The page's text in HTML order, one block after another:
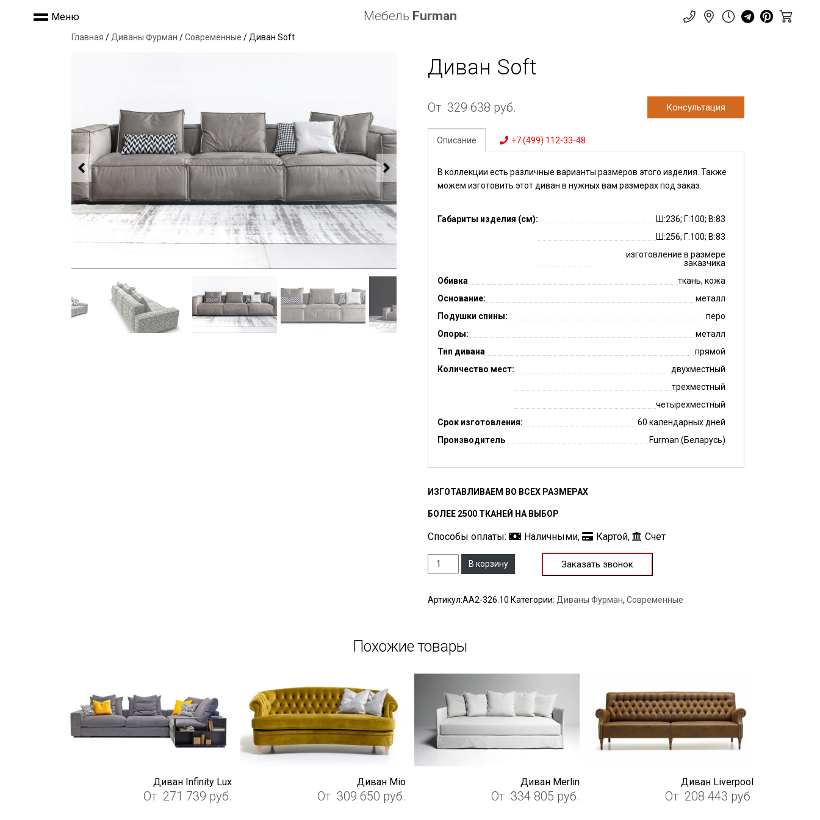
Меню Мебель Furman
Главная / Диваны Фурман /Современные / Диван Soft
Диван Soft
От 329 638 руб. Консультация
Описание +7 (499) 112-33-48
В коллекции есть различные варианты размеров этого изделия. Также
можем изготовить этот диван в нужных вам размерах под заказ.
Габариты изделия (см):
Ш:236; Г:100; В:83
Ш:256; Г:100; В:83
изготовление в размере
заказчика
Обивка
ткань, кожа
Основание:
металл
Подушки спины:
перо
Опоры:
металл
Тип дивана
прямой
Количество мест:
двухместный
трехместный
четырехместный
Срок изготовления:
60 календарных дней
Производитель
Furman (Беларусь)
ИЗГОТАВЛИВАЕМ ВО ВСЕХ РАЗМЕРАХ
БОЛЕЕ 2500 ТКАНЕЙ НА ВЫБОР
Способы оплаты: Наличными, Картой, Счет
КоличествоВ корзину Заказать звонок
Артикул:АА2-326.10 Категории: Диваны Фурман,Современные
Похожие товары
Диван Infinity Lux
От 271 739 руб.
Диван Mio
От 309 650 руб.
Диван Merlin
От 334 805 руб.
Диван Liverpool
От 208 443 руб.